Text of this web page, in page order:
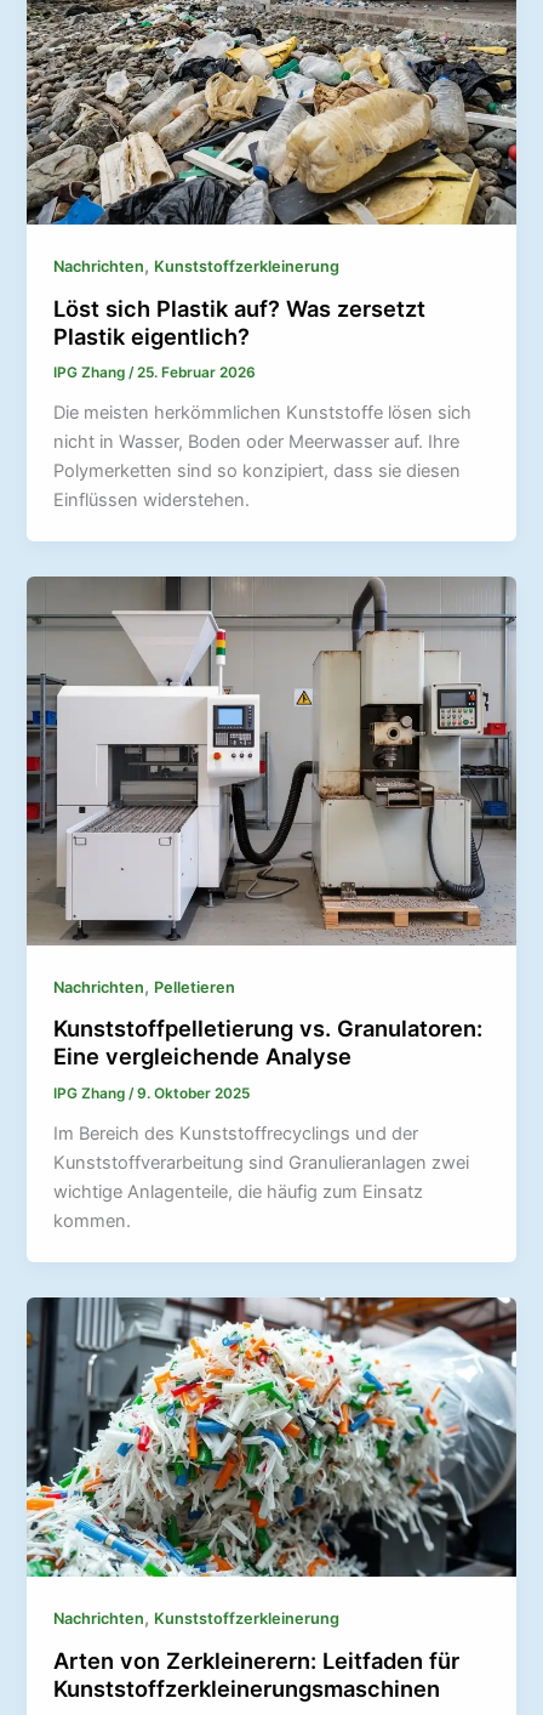
Nachrichten, Kunststoffzerkleinerung
Löst sich Plastik auf? Was zersetzt
Plastik eigentlich?
IPG Zhang/25. Februar 2026
Die meisten herkömmlichen Kunststoffe lösen sich
nicht in Wasser, Boden oder Meerwasser auf. Ihre
Polymerketten sind so konzipiert, dass sie diesen
Einflüssen widerstehen.
Nachrichten, Pelletieren
Kunststoffpelletierung vs. Granulatoren:
Eine vergleichende Analyse
IPG Zhang/9. Oktober 2025
Im Bereich des Kunststoffrecyclings und der
Kunststoffverarbeitung sind Granulieranlagen zwei
wichtige Anlagenteile, die häufig zum Einsatz
kommen.
Nachrichten, Kunststoffzerkleinerung
Arten von Zerkleinerern: Leitfaden für
Kunststoffzerkleinerungsmaschinen